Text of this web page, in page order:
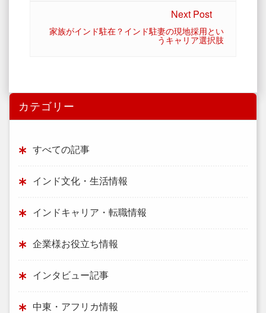
Next Post
家族がインド駐在？インド駐妻の現地採用とい
うキャリア選択肢
カテゴリー
すべての記事
インド文化・生活情報
インドキャリア・転職情報
企業様お役立ち情報
インタビュー記事
中東・アフリカ情報